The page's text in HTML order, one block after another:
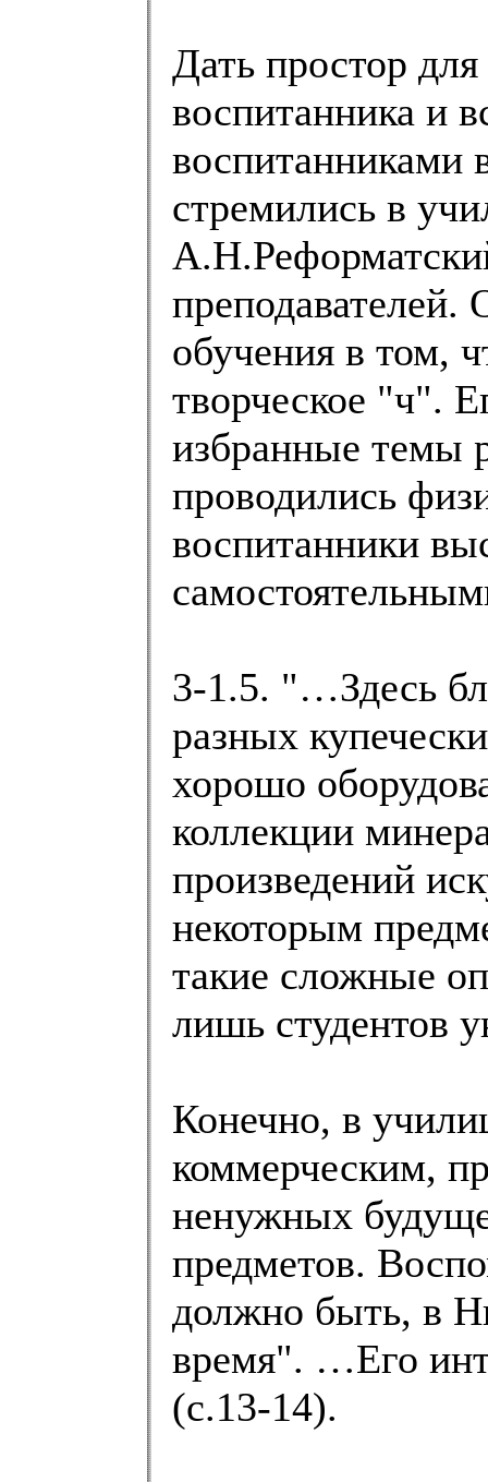
Дать простор
воспитанника и
воспитанниками
стремились в
преподавателей.
обучения в том,
творческое "ч".
избранные темы
проводились
воспитанники
3-1.5. "…Здесь
разных
хорошо
коллекции
произведений
некоторым
такие сложные
лишь студентов
Конечно, в
коммерческим,
ненужных
предметов.
должно быть, в
время". …Его
(с.13-14).